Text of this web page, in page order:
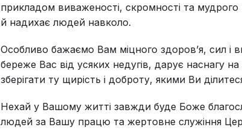
прикладом виваженості, скромності та
й надихає людей навколо.
Особливо бажаємо Вам міцного здоров’я, сил і
береже Вас від усяких недугів, дарує наснагу на
зберігати ту щирість і доброту, якими Ви
Нехай у Вашому житті завжди буде Боже
людей за Вашу працю та жертовне служіння